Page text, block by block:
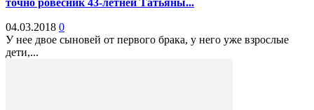
точно ровесник 43-летней Татьяны...
04.03.2018 0
У нее двое сыновей от первого брака, у него уже взрослые
дети,...